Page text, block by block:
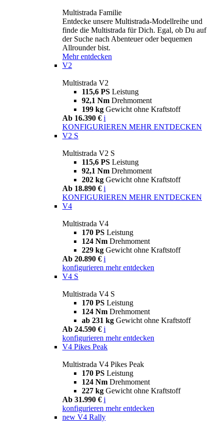
Multistrada Familie
Entdecke unsere Multistrada-Modellreihe und
finde die Multistrada für Dich. Egal, ob Du auf
der Suche nach Abenteuer oder bequemen
Allrounder bist.
Mehr entdecken
V2
Multistrada V2
115,6 PS Leistung
92,1 Nm Drehmoment
199 kg Gewicht ohne Kraftstoff
Ab 16.390 € i
KONFIGURIEREN MEHR ENTDECKEN
V2 S
Multistrada V2 S
115,6 PS Leistung
92,1 Nm Drehmoment
202 kg Gewicht ohne Kraftstoff
Ab 18.890 € i
KONFIGURIEREN MEHR ENTDECKEN
V4
Multistrada V4
170 PS Leistung
124 Nm Drehmoment
229 kg Gewicht ohne Kraftstoff
Ab 20.890 € i
konfigurieren mehr entdecken
V4 S
Multistrada V4 S
170 PS Leistung
124 Nm Drehmoment
ab 231 kg Gewicht ohne Kraftstoff
Ab 24.590 € i
konfigurieren mehr entdecken
V4 Pikes Peak
Multistrada V4 Pikes Peak
170 PS Leistung
124 Nm Drehmoment
227 kg Gewicht ohne Kraftstoff
Ab 31.990 € i
konfigurieren mehr entdecken
new V4 Rally